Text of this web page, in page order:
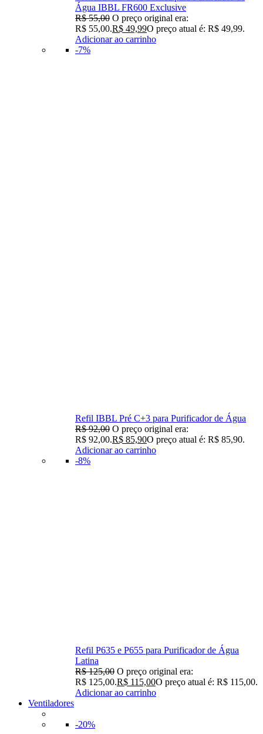
Água IBBL FR600 Exclusive
R$55,00 O preço original era:
R$ 55,00.R$ 49,99O preço atual é: R$ 49,99.
Adicionar ao carrinho
-7%
Refil IBBL Pré C+3 para Purificador de Água
R$92,00 O preço original era:
R$ 92,00.R$ 85,90O preço atual é: R$ 85,90.
Adicionar ao carrinho
-8%
Refil P635 e P655 para Purificador de Água
Latina
R$125,00 O preço original era:
R$ 125,00.R$ 115,00O preço atual é: R$ 115,00.
Adicionar ao carrinho
Ventiladores
-20%